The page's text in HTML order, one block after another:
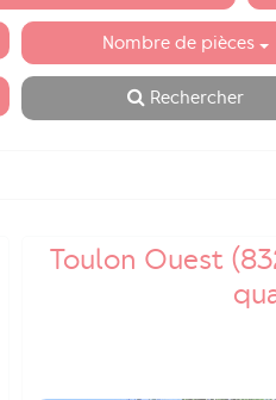
Nombre de pièces
Rechercher
Toulon Ouest